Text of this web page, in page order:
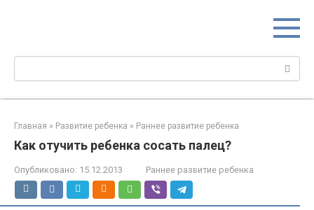
Поиск:
Главная » Развитие ребенка » Раннее развитие ребенка
Как отучить ребенка сосать палец?
Опубликовано: 15.12.2013 Раннее развитие ребенка